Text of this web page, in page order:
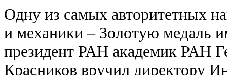
Одну из самых авторитетных
и механики – Золотую медаль
президент РАН академик РАН
Красников вручил директору